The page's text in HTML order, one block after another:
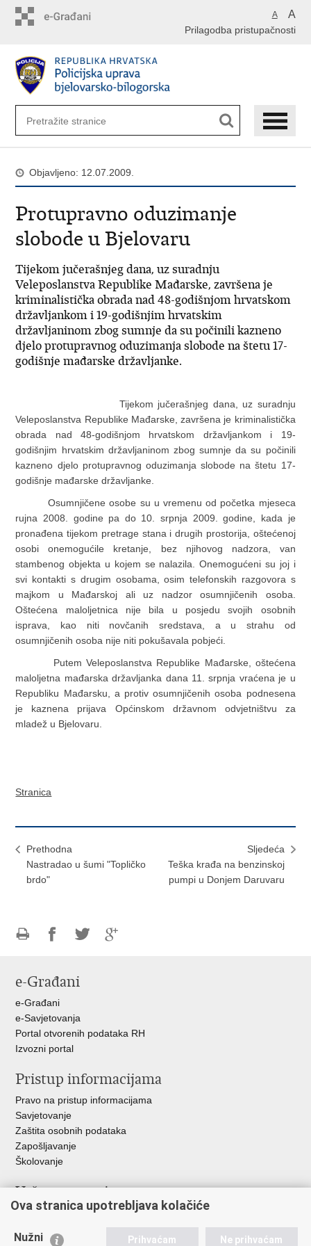
A A
Prilagodba pristupačnosti
Objavljeno: 12.07.2009.
Protupravno oduzimanje
slobode u Bjelovaru
Tijekom jučerašnjeg dana, uz suradnju
Veleposlanstva Republike Mađarske, završena je
kriminalistička obrada nad 48-godišnjom hrvatskom
državljankom i 19-godišnjim hrvatskim
državljaninom zbog sumnje da su počinili kazneno
djelo protupravnog oduzimanja slobode na štetu 17-
godišnje mađarske državljanke.
Tijekom jučerašnjeg dana, uz suradnju
Veleposlanstva Republike Mađarske, završena je kriminalistička
obrada nad 48-godišnjom hrvatskom državljankom i 19-
godišnjim hrvatskim državljaninom zbog sumnje da su počinili
kazneno djelo protupravnog oduzimanja slobode na štetu 17-
godišnje mađarske državljanke.
Osumnjičene osobe su u vremenu od početka mjeseca
rujna 2008. godine pa do 10. srpnja 2009. godine, kada je
pronađena tijekom pretrage stana i drugih prostorija, oštećenoj
osobi onemogućile kretanje, bez njihovog nadzora, van
stambenog objekta u kojem se nalazila. Onemogućeni su joj i
svi kontakti s drugim osobama, osim telefonskih razgovora s
majkom u Mađarskoj ali uz nadzor osumnjičenih osoba.
Oštećena maloljetnica nije bila u posjedu svojih osobnih
isprava, kao niti novčanih sredstava, a u strahu od
osumnjičenih osoba nije niti pokušavala pobjeći.
Putem Veleposlanstva Republike Mađarske, oštećena
maloljetna mađarska državljanka dana 11. srpnja vraćena je u
Republiku Mađarsku, a protiv osumnjičenih osoba podnesena
je kaznena prijava Općinskom državnom odvjetništvu za
mladež u Bjelovaru.
Stranica
Prethodna
Nastradao u šumi "Topličko
brdo"
Sljedeća
Teška krađa na benzinskoj
pumpi u Donjem Daruvaru
FacebookuTwitteru
e-Građani
e-Građani
e-Savjetovanja
Portal otvorenih podataka RH
Izvozni portal
Pristup informacijama
Pravo na pristup informacijama
Savjetovanje
Zaštita osobnih podataka
Zapošljavanje
Školovanje
Važne poveznice
Ministarstvo unutarnjih poslova
Udruge
Ova stranica upotrebljava kolačiće
Nužni Prihvaćam Ne prihvaćam